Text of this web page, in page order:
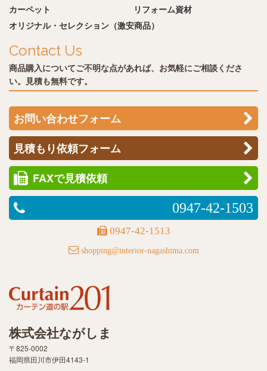
カーペット
リフォーム資材
オリジナル・セレクション（激安商品）
Contact Us
商品購入についてご不明な点があれば、お気軽にご相談くださ
い。見積も無料です。
お問い合わせフォーム
見積もり依頼フォーム
FAXで見積依頼
0947-42-1503
0947-42-1513
shopping@interior-nagashima.com
株式会社ながしま
〒825-0002
福岡県田川市伊田4143-1